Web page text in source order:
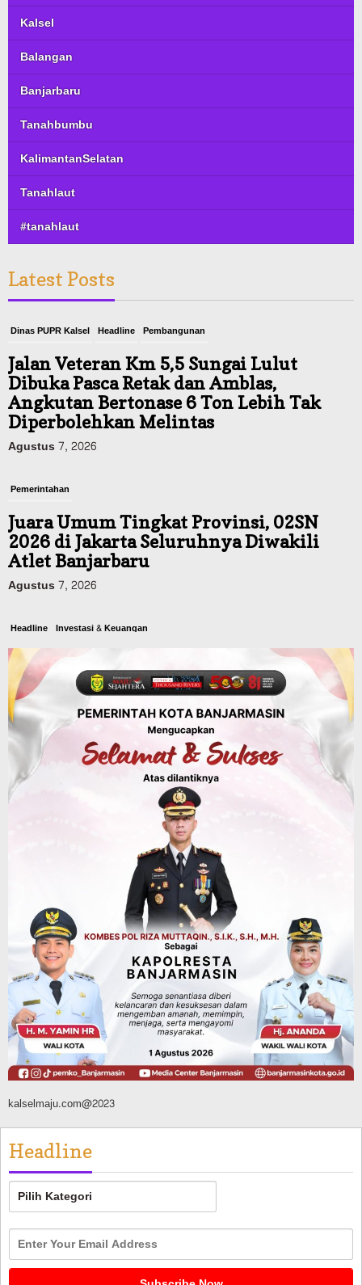
Kalsel
Balangan
Banjarbaru
Tanahbumbu
KalimantanSelatan
Tanahlaut
#tanahlaut
Latest Posts
Dinas PUPR Kalsel Headline Pembangunan
Jalan Veteran Km 5,5 Sungai Lulut
Dibuka Pasca Retak dan Amblas,
Angkutan Bertonase 6 Ton Lebih Tak
Diperbolehkan Melintas
Agustus 7, 2026
Pemerintahan
Juara Umum Tingkat Provinsi, 02SN
2026 di Jakarta Seluruhnya Diwakili
Atlet Banjarbaru
Agustus 7, 2026
Headline Investasi & Keuangan
KUA-PPAS 2027 Banjarbaru Defisit 170
Miliar, Pendapatan 1,2 Triliun Belanja
1,37 Triliun, Tutup Kekurangan dari
SiLPA
Agustus 7, 2026
Kalsel
Operasi Sikat Intan 2026 Berakhir, Polda
Kalsel Amankan Ribuan Miras Hingga
Pemerintahan Sosial & Keagamaan
Banjarmasin Pilot Project Perlinsos
Digital, Target 30 Persen IKD Masih
Jauh, Komisi II DPR Turun Tangan
Agustus 7, 2026
kalselmaju.com@2023
Headline
Headline